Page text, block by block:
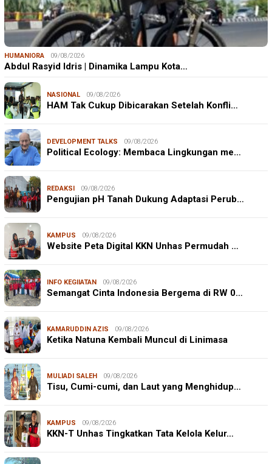
HUMANIORA 09/08/2026
Abdul Rasyid Idris | Dinamika Lampu Kota…
NASIONAL 09/08/2026
HAM Tak Cukup Dibicarakan Setelah Konfli…
DEVELOPMENT TALKS 09/08/2026
Political Ecology: Membaca Lingkungan me…
REDAKSI 09/08/2026
Pengujian pH Tanah Dukung Adaptasi Perub…
KAMPUS 09/08/2026
Website Peta Digital KKN Unhas Permudah …
INFO KEGIIATAN 09/08/2026
Semangat Cinta Indonesia Bergema di RW 0…
KAMARUDDIN AZIS 09/08/2026
Ketika Natuna Kembali Muncul di Linimasa
MULIADI SALEH 09/08/2026
Tisu, Cumi-cumi, dan Laut yang Menghidup…
KAMPUS 09/08/2026
KKN-T Unhas Tingkatkan Tata Kelola Kelur…